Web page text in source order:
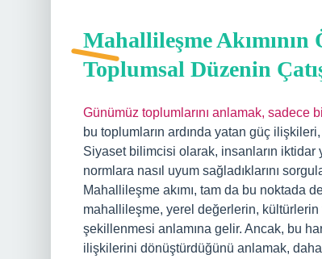
Mahallileşme
Toplumsal Düzenin
Günümüz toplumlarını anlamak, sadece
bu toplumların ardında yatan güç
Siyaset bilimcisi olarak, insanların iktidar
normlara nasıl uyum sağladıklarını
Mahallileşme akımı, tam da bu noktada
mahallileşme, yerel değerlerin,
şekillenmesi anlamına gelir. Ancak, bu
ilişkilerini dönüştürdüğünü anlamak,